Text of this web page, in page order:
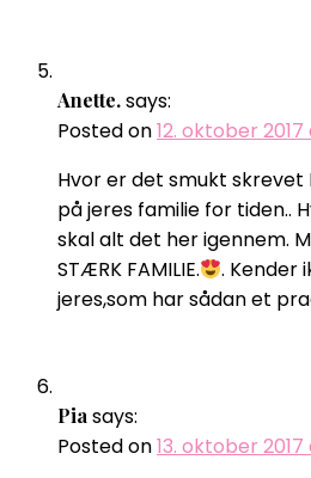
Anette.says:
Posted on12. oktober 2017
Hvor er det smukt
på jeres familie for tiden..
skal alt det her igennem.
STÆRK FAMILIE.
. Kender
jeres,som har sådan et
Piasays:
Posted on13. oktober 2017